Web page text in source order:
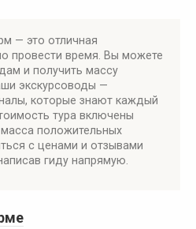
— это отличная
провести время. Вы можете
и получить массу
экскурсоводы —
которые знают каждый
тура включены
положительных
с ценами и отзывами
гиду напрямую.